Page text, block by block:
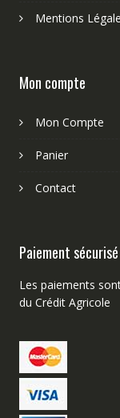
Mentions
Mon compte
Mon Compte
Panier
Contact
Paiement sécurisé
Les paiements
du Crédit Agricole